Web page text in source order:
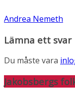
Andrea Nemeth
Lämna ett svar
Du måste vara
Jakobsbergs